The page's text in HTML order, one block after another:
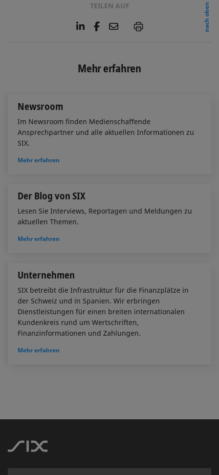
TEILEN AUF
L
e
d
F
o
E
l
P
nach oben
Mehr erfahren
Newsroom
Im Newsroom finden Medienschaffende
Ansprechpartner und alle aktuellen Informationen zu
SIX.
Mehr erfahren
Der Blog von SIX
Lesen Sie Interviews, Reportagen und Meldungen zu
aktuellen Themen.
Mehr erfahren
Unternehmen
SIX betreibt die Infrastruktur für die Finanzplätze in
der Schweiz und in Spanien. Wir erbringen
Dienstleistungen für einen breiten internationalen
Kundenkreis rund um Wertschriften,
Finanzinformationen und Zahlungen.
Mehr erfahren